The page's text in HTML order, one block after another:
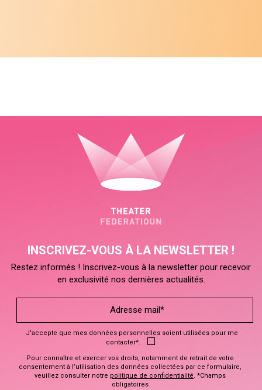
INSCRIVEZ-VOUS À LA NEWSLETTER !
Restez informés ! Inscrivez-vous à la newsletter pour recevoir
en exclusivité nos dernières actualités.
J'accepte que mes données personnelles soient utilisées pour me
contacter*.
Pour connaître et exercer vos droits, notamment de retrait de votre
consentement à l’utilisation des données collectées par ce formulaire,
veuillez consulter notre politique de confidentialité. *Champs
obligatoires